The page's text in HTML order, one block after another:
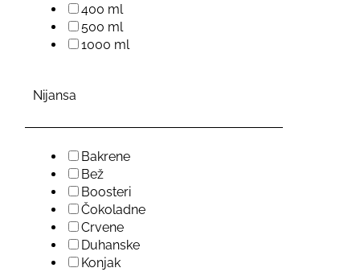
400 ml
500 ml
1000 ml
Nijansa
Bakrene
Bež
Boosteri
Čokoladne
Crvene
Duhanske
Konjak